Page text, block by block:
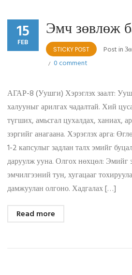
15
FEB
Эмч зөвлөж
STICKY POST Post in
0 comment
АГАР-8 (Уушги) Хэрэглэх заалт:
халууныг арилгах чадалтай. Хий
түгших, амьсгал цухалдах, ханиах,
зэргийг анагаана. Хэрэглэх арга:
1-2 капсулыг задлан талх эмийг
даруулж ууна. Олгох нөхцөл: Эмийг
эмчилгээний тун, хугацааг
дамжуулан олгоно. Хадгалах […]
Read more